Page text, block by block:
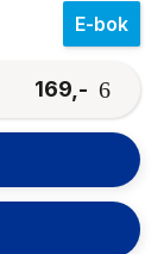
E-bok
169,-